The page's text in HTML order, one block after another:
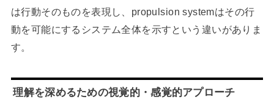
は行動そのものを表現し、propulsion systemはその行
動を可能にするシステム全体を示すという違いがありま
す。
理解を深めるための視覚的・感覚的アプローチ